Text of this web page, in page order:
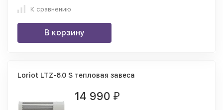
К сравнению
В корзину
Loriot LTZ-6.0 S тепловая завеса
14 990 ₽